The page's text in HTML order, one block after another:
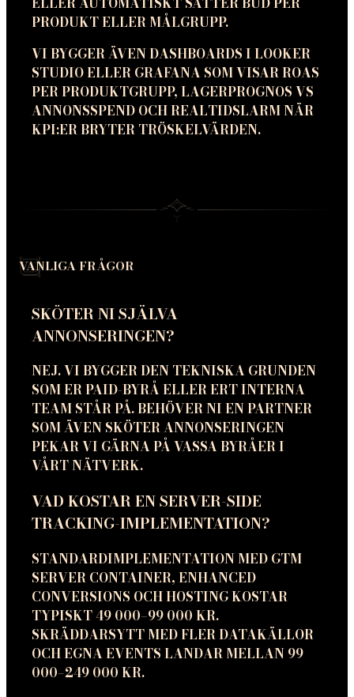
PRODUKT ELLER MÅLGRUPP.
VI BYGGER ÄVEN DASHBOARDS I LOOKER
STUDIO ELLER GRAFANA SOM VISAR ROAS
PER PRODUKTGRUPP, LAGERPROGNOS VS
ANNONSSPEND OCH REALTIDSLARM NÄR
KPI:ER BRYTER TRÖSKELVÄRDEN.
VANLIGA FRÅGOR
SKÖTER NI SJÄLVA
ANNONSERINGEN?
NEJ. VI BYGGER DEN TEKNISKA GRUNDEN
SOM ER PAID-BYRÅ ELLER ERT INTERNA
TEAM STÅR PÅ. BEHÖVER NI EN PARTNER
SOM ÄVEN SKÖTER ANNONSERINGEN
PEKAR VI GÄRNA PÅ VASSA BYRÅER I
VÅRT NÄTVERK.
VAD KOSTAR EN SERVER-SIDE
TRACKING-IMPLEMENTATION?
STANDARDIMPLEMENTATION MED GTM
SERVER CONTAINER, ENHANCED
CONVERSIONS OCH HOSTING KOSTAR
TYPISKT 49 000–99 000 KR.
SKRÄDDARSYTT MED FLER DATAKÄLLOR
OCH EGNA EVENTS LANDAR MELLAN 99
000–249 000 KR.